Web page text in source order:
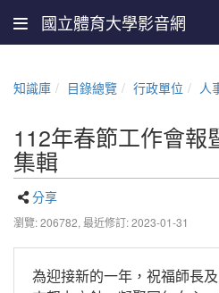
國立體育大學影音網
知識庫 目錄總覽 行政單位 人
112年春節工作會報
集輯
分享
瀏覽: 206782, 最近修訂: 2023-01-31
為迎接新的一年，祝福師長